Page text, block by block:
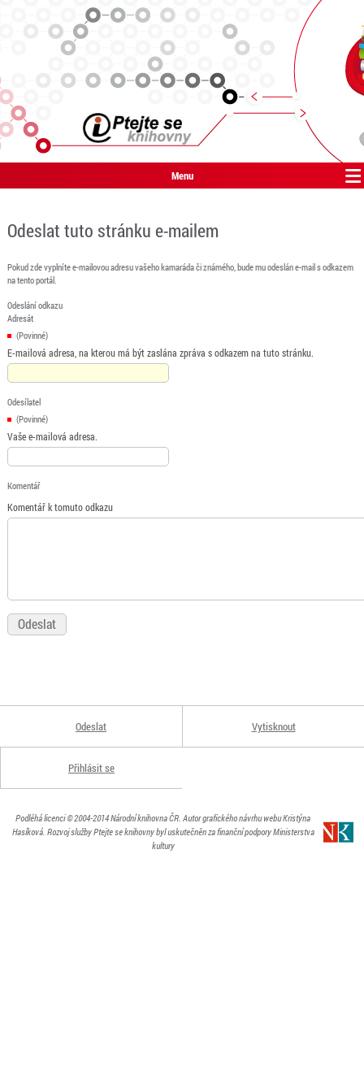
Menu
Odeslat tuto stránku e-mailem
Pokud zde vyplníte e-mailovou adresu vašeho kamaráda či známého, bude mu odeslán e-mail s odkazem
na tento portál.
Odeslání odkazu
Adresát
(Povinné)
E-mailová adresa, na kterou má být zaslána zpráva s odkazem na tuto stránku.
Odesílatel
(Povinné)
Vaše e-mailová adresa.
Komentář
Komentář k tomuto odkazu
Odeslat Vytisknout
Přihlásit se
Podléhá licenci© 2004-2014Národní knihovna ČR. Autor grafického návrhu webu Kristýna
Hasíková. Rozvoj služby Ptejte se knihovny byl uskutečněn za finanční podpory Ministerstva
kultury